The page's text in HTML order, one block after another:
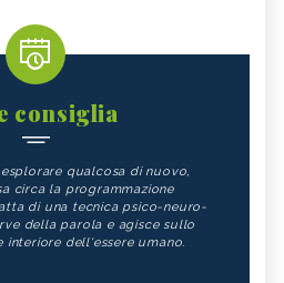
consiglia
qualcosa di nuovo,
circa la programmazione
di una tecnica psico-neuro-
della parola e agisce sullo
interiore dell'essere umano.